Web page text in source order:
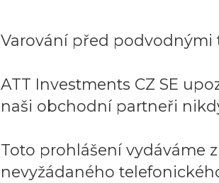
Varování před podvodnými
ATT Investments CZ SE
naši obchodní partneři
Toto prohlášení vydáváme
nevyžádaného